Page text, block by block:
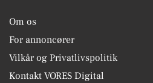
Om os
For annoncører
Vilkår og Privatlivspolitik
Kontakt VORES Digital